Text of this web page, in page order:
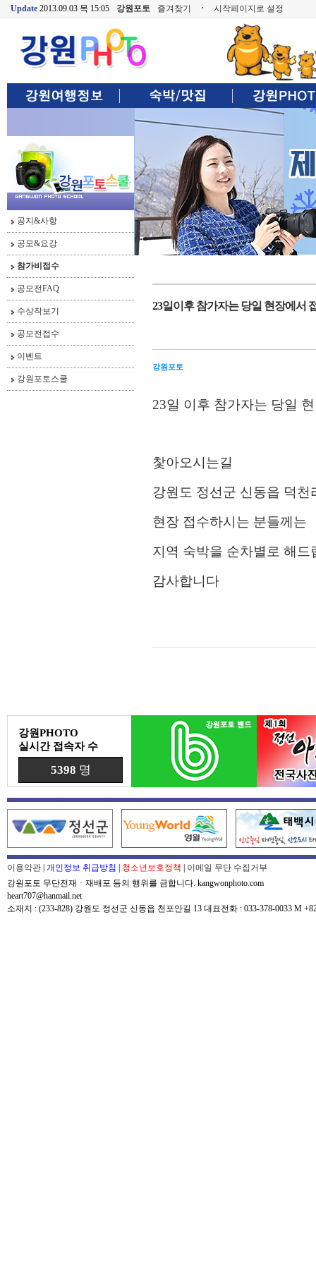
Update 2013.09.03 목 15:05 강원포토 즐겨찾기 ㆍ 시작페이지로 설정
공지&사항
공모&요강
참가비접수
공모전FAQ
수상작보기
공모전접수
이벤트
강원포토스쿨
23일이후 참가자는 당일 현장에서
강원포토
23일 이후 참가자는 당일
찿아오시는길
강원도 정선군 신동읍 덕천
현장 접수하시는 분들께는
지역 숙박을 순차별로 해드
감사합니다
강원PHOTO
실시간 접속자 수
5398 명
이용약관 개인정보 취급방침 청소년보호정책
이메일 무단 수집거부
강원포토 무단전재ㆍ재배포 등의 행위를 금합니다. kangwonphoto.com
heart707@hanmail.net
소재지 : (233-828) 강원도 정선군 신동읍 천포안길 13 대표전화 : 033-378-0033 M